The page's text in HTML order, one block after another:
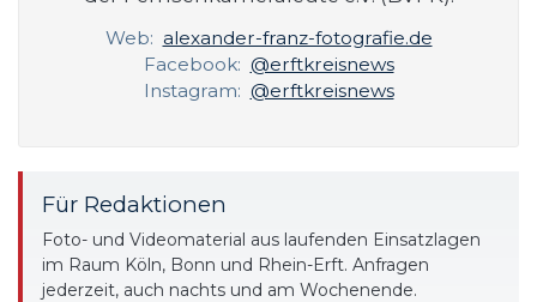
Web: alexander-franz-fotografie.de
Facebook: @erftkreisnews
Instagram: @erftkreisnews
Für Redaktionen
Foto- und Videomaterial aus laufenden Einsatzlagen
im Raum Köln, Bonn und Rhein-Erft. Anfragen
jederzeit, auch nachts und am Wochenende.